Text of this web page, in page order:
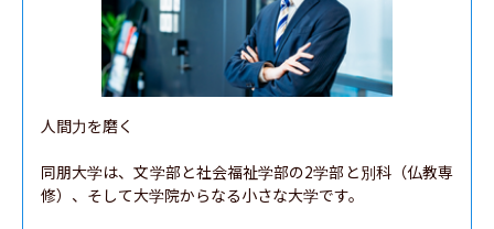
人間力を磨く
同朋大学は、文学部と社会福祉学部の2学部と別科（仏教専
修）、そして大学院からなる小さな大学です。